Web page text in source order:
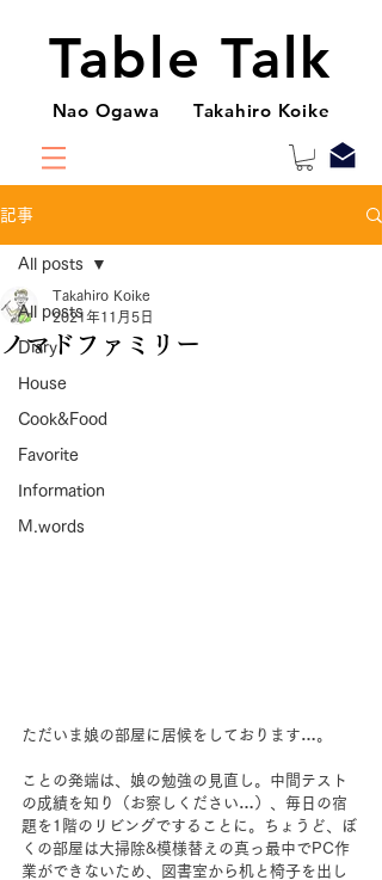
Table Talk
Nao Ogawa Takahiro Koike
記事
All posts
Diary
House
Cook&Food
Favorite
Information
M.words
All posts
ノマドファミリー
Takahiro Koike
2021年11月5日
ただいま娘の部屋に居候をしております…。
ことの発端は、娘の勉強の見直し。中間テスト
の成績を知り（お察しください…）、毎日の宿
題を1階のリビングですることに。ちょうど、ぼ
くの部屋は大掃除&模様替えの真っ最中でPC作
業ができないため、図書室から机と椅子を出し